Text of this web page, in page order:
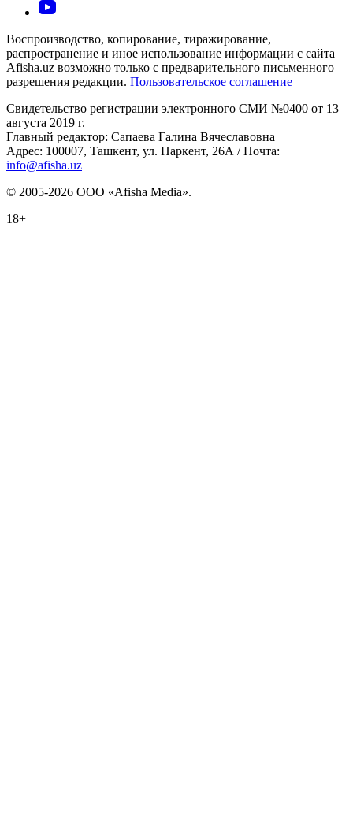
Воспроизводство, копирование, тиражирование,
распространение и иное использование информации с сайта
Afisha.uz возможно только с предварительного письменного
разрешения редакции. Пользовательское соглашение
Свидетельство регистрации электронного СМИ №0400 от 13
августа 2019 г.
Главный редактор: Сапаева Галина Вячеславовна
Адрес: 100007, Ташкент, ул. Паркент, 26А / Почта:
info@afisha.uz
© 2005-2026 ООО «Afisha Media».
18+